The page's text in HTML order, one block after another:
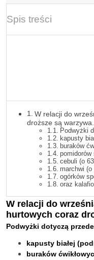
Spis treści
W relacji do
droższe są warzywa.
Podwyżki
kapusty
buraków
pomidorów
cebuli (o
marchwi (o
ogórków
oraz
W relacji do
hurtowych coraz
Podwyżki dotyczą
kapusty białej
buraków